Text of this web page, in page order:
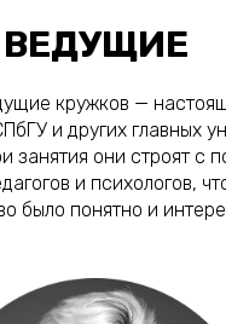
ВЕДУЩИЕ
кружков —
и других главных
занятия они строят с
и психологов,
было понятно и